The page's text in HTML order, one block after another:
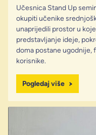
Učesnica Stand Up
okupiti učenike
unaprijedili prostor u
predstavljanje ideje,
doma postane ugodnije,
korisnike.
Pogledaj više